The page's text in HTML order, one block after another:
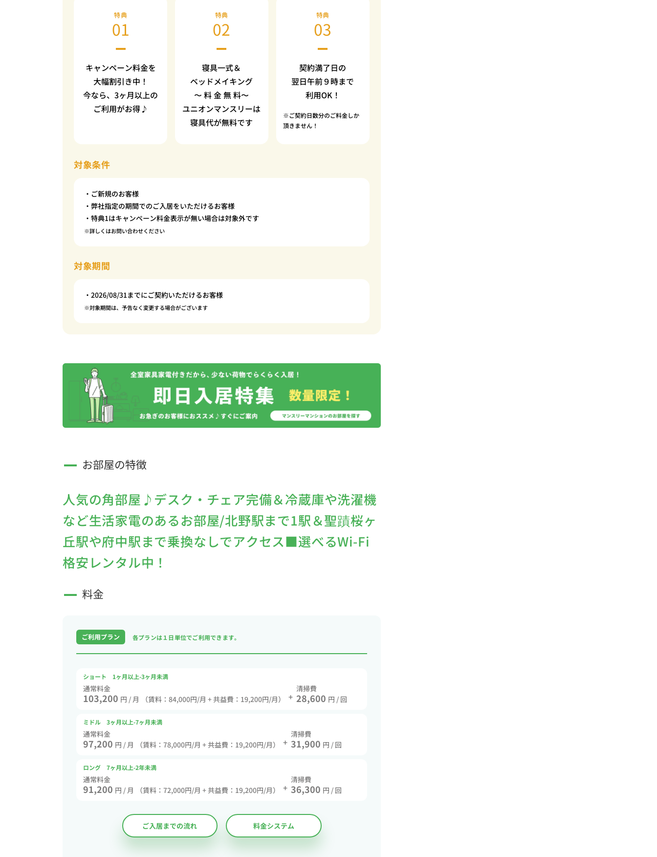
特典
01
キャンペーン料金を
大幅割引き中！
今なら、3ヶ月以上の
ご利用がお得♪
特典
02
寝具一式＆
ベッドメイキング
〜 料 金 無 料〜
ユニオンマンスリーは
寝具代が無料です
特典
03
契約満了日の
翌日午前９時まで
利用OK！
※ご契約日数分のご料金しか
頂きません！
対象条件
・ご新規のお客様
・弊社指定の期間でのご入居をいただけるお客様
・特典1はキャンペーン料金表示が無い場合は対象外です
※詳しくはお問い合わせください
対象期間
・2026/08/31までにご契約いただけるお客様
※対象期間は、予告なく変更する場合がございます
お部屋の特徴
人気の角部屋♪デスク・チェア完備＆冷蔵庫や洗濯機
など生活家電のあるお部屋/北野駅まで1駅＆聖蹟桜ヶ
丘駅や府中駅まで乗換なしでアクセス■選べるWi-Fi
格安レンタル中！
料金
ご利用プラン 各プランは１日単位でご利用できます。
ショート 1ヶ月以上-3ヶ月未満
通常料金
103,200 円 / 月 （賃料：84,000円/月 + 共益費：19,200円/月） +
清掃費
28,600 円 / 回
ミドル 3ヶ月以上-7ヶ月未満
通常料金
97,200 円 / 月 （賃料：78,000円/月 + 共益費：19,200円/月） +
清掃費
31,900 円 / 回
ロング 7ヶ月以上-2年未満
通常料金
91,200 円 / 月 （賃料：72,000円/月 + 共益費：19,200円/月） +
清掃費
36,300 円 / 回
ご入居までの流れ 料金システム